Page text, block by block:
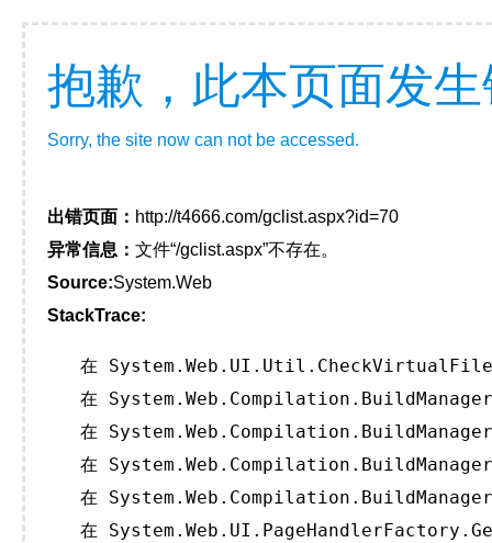
抱歉，此本页面发
Sorry, the site now can not be accessed.
出错页面： http://t4666.com/gclist.aspx?id=70
异常信息： 文件“/gclist.aspx”不存在。
Source:System.Web
StackTrace:
在
在
在
在
在
在